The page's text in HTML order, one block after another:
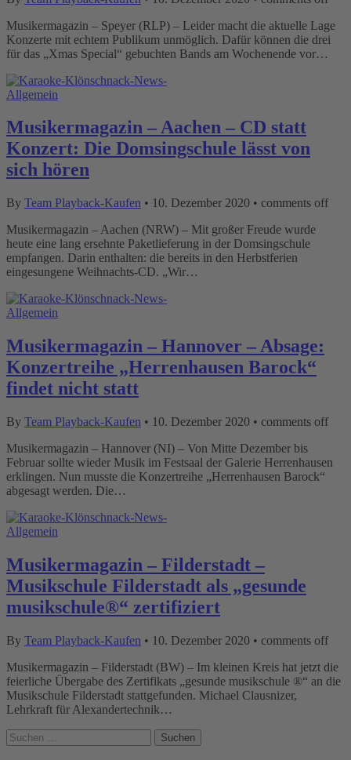
Musikermagazin – Speyer (RLP) – Leider macht die aktuelle Lage
Konzerte mit echtem Publikum unmöglich. Dafür können die drei
für das „Xmas Special“ gebuchten Bands am Wochenende vor…
Allgemein
Musikermagazin – Aachen – CD statt
Konzert: Die Domsingschule lässt von
sich hören
By Team Playback-Kaufen • 10. Dezember 2020 • comments off
Musikermagazin – Aachen (NRW) – Mit großer Freude wurde
heute eine lang ersehnte Paketlieferung in der Domsingschule
empfangen. Darin enthalten: die bereits in den Herbstferien
eingesungene Weihnachts-CD. „Wir…
Allgemein
Musikermagazin – Hannover – Absage:
Konzertreihe „Herrenhausen Barock“
findet nicht statt
By Team Playback-Kaufen • 10. Dezember 2020 • comments off
Musikermagazin – Hannover (NI) – Von Mitte Dezember bis
Februar sollte wieder Musik im Festsaal der Galerie Herrenhausen
erklingen. Nun musste die Konzertreihe „Herrenhausen Barock“
abgesagt werden. Die…
Allgemein
Musikermagazin – Filderstadt –
Musikschule Filderstadt als „gesunde
musikschule®“ zertifiziert
By Team Playback-Kaufen • 10. Dezember 2020 • comments off
Musikermagazin – Filderstadt (BW) – Im kleinen Kreis hat jetzt die
feierliche Übergabe des Zertifikats „gesunde musikschule ®“ an die
Musikschule Filderstadt stattgefunden. Michael Clausnizer,
Lehrkraft für Alexandertechnik…
Suchen
nach: